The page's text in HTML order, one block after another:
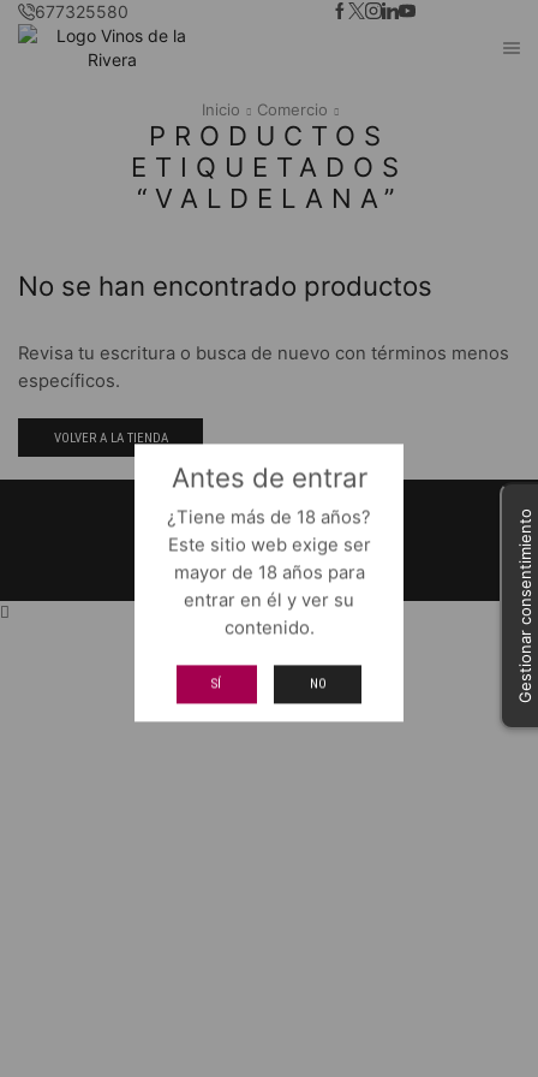
Antes de entrar
¿Tiene más de 18 años?
Este sitio web exige ser
mayor de 18 años para
entrar en él y ver su
contenido.
SÍ NO
677325580
Inicio Comercio
PRODUCTOS
ETIQUETADOS
“VALDELANA”
No se han encontrado productos
Revisa tu escritura o busca de nuevo con términos menos
específicos.
VOLVER A LA TIENDA
Gestionar consentimiento